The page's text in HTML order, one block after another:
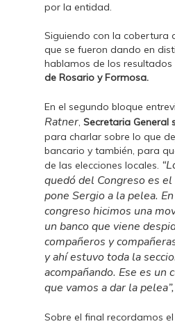
por la entidad.
Siguiendo con la cobertura
que se fueron dando en
hablamos de los
de Rosario y Formosa.
En el segundo bloque
Ratner,Secretaria General
para charlar sobre lo que
bancario y también, para
de las elecciones locales.
quedó del Congreso es
pone Sergio a la pelea.
congreso hicimos una
un banco que viene
compañeros y
y ahí estuvo toda la
acompañando. Ese es un
que vamos a dar la
Sobre el final recordamos el